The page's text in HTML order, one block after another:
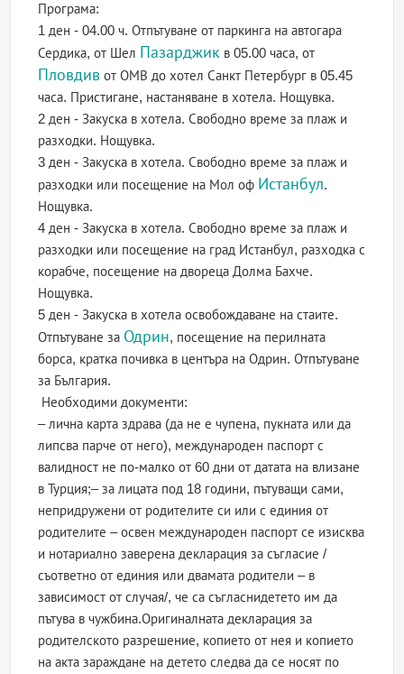
Програма:
1 ден - 04.00 ч. Отпътуване от паркинга на автогара
Сердика, от Шел Пазарджик в 05.00 часа, от
Пловдив от ОМВ до хотел Санкт Петербург в 05.45
часа. Пристигане, настаняване в хотела. Нощувка.
2 ден - Закуска в хотела. Свободно време за плаж и
разходки. Нощувка.
3 ден - Закуска в хотела. Свободно време за плаж и
разходки или посещение на Мол оф Истанбул.
Нощувка.
4 ден - Закуска в хотела. Свободно време за плаж и
разходки или посещение на град Истанбул, разходка с
корабче, посещение на двореца Долма Бахче.
Нощувка.
5 ден - Закуска в хотела освобождаване на стаите.
Отпътуване за Одрин, посещение на перилната
борса, кратка почивка в центъра на Одрин. Отпътуване
за България.
Необходими документи:
– лична карта здрава (да не е чупена, пукната или да
липсва парче от него), международен паспорт с
валидност не по-малко от 60 дни от датата на влизане
в Турция;– за лицата под 18 години, пътуващи сами,
непридружени от родителите си или с единия от
родителите – освен международен паспорт се изисква
и нотариално заверена декларация за съгласие /
съответно от единия или двамата родители – в
зависимост от случая/, че са съгласнидетето им да
пътува в чужбина.Оригиналната декларация за
родителското разрешение, копието от нея и копието
на акта зараждане на детето следва да се носят по